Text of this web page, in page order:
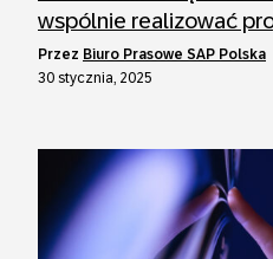
wspólnie realizować
przez Biuro Prasowe SAP Polska
30 stycznia, 2025